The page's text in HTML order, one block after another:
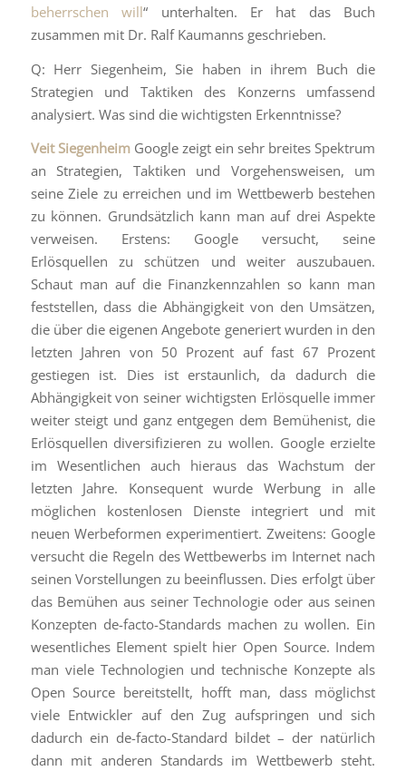
beherrschen will“ unterhalten. Er hat das Buch
zusammen mit Dr. Ralf Kaumanns geschrieben.
Q: Herr Siegenheim, Sie haben in ihrem Buch die
Strategien und Taktiken des Konzerns umfassend
analysiert. Was sind die wichtigsten Erkenntnisse?
Veit Siegenheim Google zeigt ein sehr breites Spektrum
an Strategien, Taktiken und Vorgehensweisen, um
seine Ziele zu erreichen und im Wettbewerb bestehen
zu können. Grundsätzlich kann man auf drei Aspekte
verweisen. Erstens: Google versucht, seine
Erlösquellen zu schützen und weiter auszubauen.
Schaut man auf die Finanzkennzahlen so kann man
feststellen, dass die Abhängigkeit von den Umsätzen,
die über die eigenen Angebote generiert wurden in den
letzten Jahren von 50 Prozent auf fast 67 Prozent
gestiegen ist. Dies ist erstaunlich, da dadurch die
Abhängigkeit von seiner wichtigsten Erlösquelle immer
weiter steigt und ganz entgegen dem Bemühenist, die
Erlösquellen diversifizieren zu wollen. Google erzielte
im Wesentlichen auch hieraus das Wachstum der
letzten Jahre. Konsequent wurde Werbung in alle
möglichen kostenlosen Dienste integriert und mit
neuen Werbeformen experimentiert. Zweitens: Google
versucht die Regeln des Wettbewerbs im Internet nach
seinen Vorstellungen zu beeinflussen. Dies erfolgt über
das Bemühen aus seiner Technologie oder aus seinen
Konzepten de-facto-Standards machen zu wollen. Ein
wesentliches Element spielt hier Open Source. Indem
man viele Technologien und technische Konzepte als
Open Source bereitstellt, hofft man, dass möglichst
viele Entwickler auf den Zug aufspringen und sich
dadurch ein de-facto-Standard bildet – der natürlich
dann mit anderen Standards im Wettbewerb steht.